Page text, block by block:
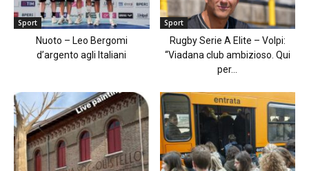
Sport
Nuoto – Leo Bergomi
d’argento agli Italiani
Sport
Rugby Serie A Elite – Volpi:
“Viadana club ambizioso. Qui
per...